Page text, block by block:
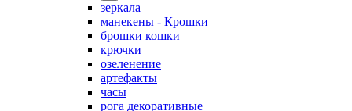
зеркала
манекены - Крошки
брошки кошки
крючки
озеленение
артефакты
часы
рога декоративные